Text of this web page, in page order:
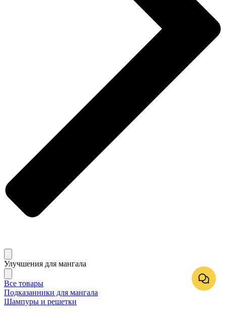
Улучшения для мангала
Все товары
Подказанники для мангала
Шампуры и решетки